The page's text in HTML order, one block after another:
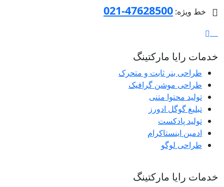
خط ویژه: 47628500-021
خدمات رایا مارکتینگ
طراحی بنر ثابت و متحرک
طراحی موشن گرافیک
تولید محتوا متنی
تبلیغ گوگل ادورز
تولید پادکست
ادمین اینستاکرام
طراحی لوگو
خدمات رایا مارکتینگ